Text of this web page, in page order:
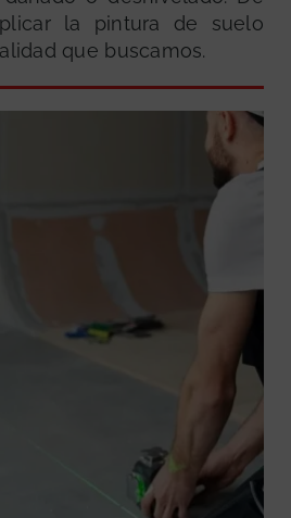
la pintura de suelo
que buscamos.